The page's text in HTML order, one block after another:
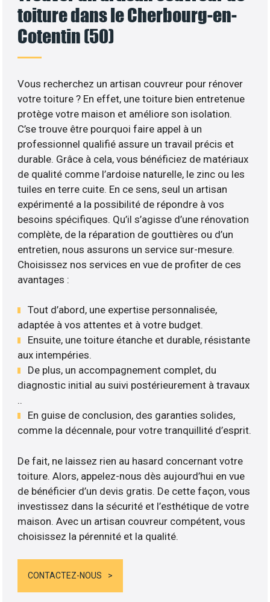
toiture dans le Cherbourg-en-
Cotentin (50)
Vous recherchez un artisan couvreur pour rénover
votre toiture ? En effet, une toiture bien entretenue
protège votre maison et améliore son isolation.
C’se trouve être pourquoi faire appel à un
professionnel qualifié assure un travail précis et
durable. Grâce à cela, vous bénéficiez de matériaux
de qualité comme l’ardoise naturelle, le zinc ou les
tuiles en terre cuite. En ce sens, seul un artisan
expérimenté a la possibilité de répondre à vos
besoins spécifiques. Qu’il s’agisse d’une rénovation
complète, de la réparation de gouttières ou d’un
entretien, nous assurons un service sur-mesure.
Choisissez nos services en vue de profiter de ces
avantages :
Tout d’abord, une expertise personnalisée,
adaptée à vos attentes et à votre budget.
Ensuite, une toiture étanche et durable, résistante
aux intempéries.
De plus, un accompagnement complet, du
diagnostic initial au suivi postérieurement à travaux
..
En guise de conclusion, des garanties solides,
comme la décennale, pour votre tranquillité d’esprit.
De fait, ne laissez rien au hasard concernant votre
toiture. Alors, appelez-nous dès aujourd’hui en vue
de bénéficier d’un devis gratis. De cette façon, vous
investissez dans la sécurité et l’esthétique de votre
maison. Avec un artisan couvreur compétent, vous
choisissez la pérennité et la qualité.
CONTACTEZ-NOUS